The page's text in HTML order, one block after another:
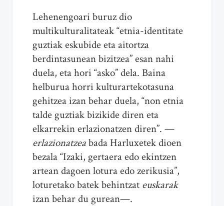
Lehenengoari buruz dio
multikulturalitateak “etnia-identitate
guztiak eskubide eta aitortza
berdintasunean bizitzea” esan nahi
duela, eta hori “asko” dela. Baina
helburua horri kulturartekotasuna
gehitzea izan behar duela, “non etnia
talde guztiak bizikide diren eta
elkarrekin erlazionatzen diren”. —
erlazionatzeabada Harluxetek dioen
bezala “Izaki, gertaera edo ekintzen
artean dagoen lotura edo zerikusia”,
loturetako batek behintzat euskarak
izan behar du gurean—.